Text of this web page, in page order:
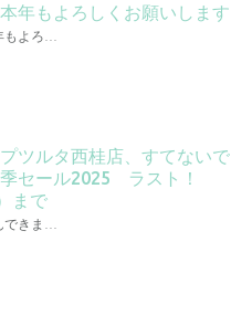
年もよろしくお願いします
よろ…
ツルタ西桂店、すてないで
セール2025 ラスト！
まで
できま…